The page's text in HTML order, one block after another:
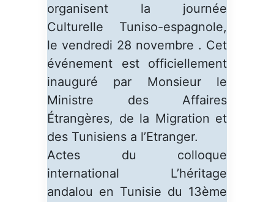
organisent la journée
Culturelle Tuniso-espagnole,
le vendredi 28 novembre . Cet
événement est officiellement
inauguré par Monsieur le
Ministre des Affaires
Étrangères, de la Migration et
des Tunisiens a l’Etranger.
Actes du colloque
international L’héritage
andalou en Tunisie du 13ème